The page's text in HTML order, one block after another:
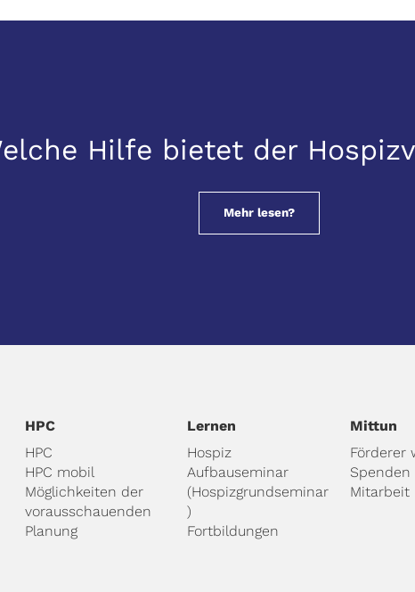
Hilfe bietet der
Mehr lesen?
HPC
HPC
HPC mobil
Möglichkeiten der
vorausschauenden
Planung
Lernen
Hospiz
Aufbauseminar
(Hospizgrundseminar
)
Fortbildungen
Mittun
Förderer
Spenden
Mitarbeit